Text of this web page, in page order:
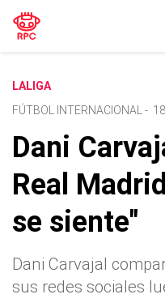
LALIGA
FÚTBOL INTERNACIONAL
-
Dani
Real
se siente"
Dani Carvajal
sus redes sociales